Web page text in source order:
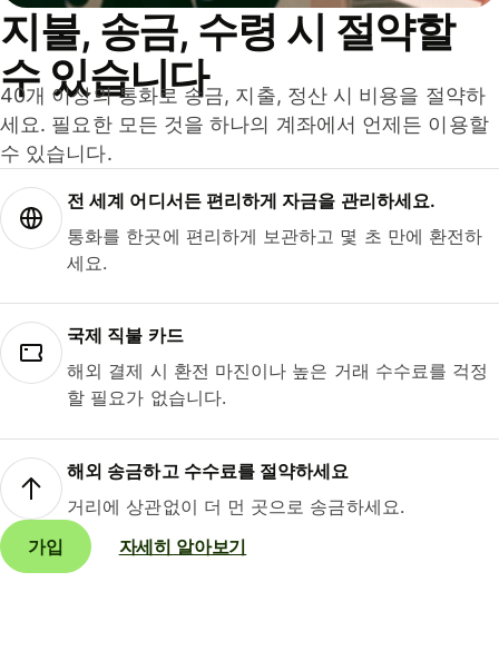
지불, 송금, 수령 시 절약할
수 있습니다
40개 이상의 통화로 송금, 지출, 정산 시 비용을 절약하
세요. 필요한 모든 것을 하나의 계좌에서 언제든 이용할
수 있습니다.
전 세계 어디서든 편리하게 자금을 관리하세요.
통화를 한곳에 편리하게 보관하고 몇 초 만에 환전하
세요.
국제 직불 카드
해외 결제 시 환전 마진이나 높은 거래 수수료를 걱정
할 필요가 없습니다.
해외 송금하고 수수료를 절약하세요
거리에 상관없이 더 먼 곳으로 송금하세요.
가입
자세히 알아보기